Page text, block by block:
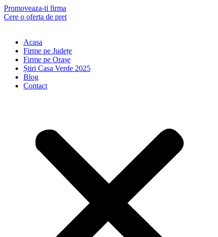
Skip
to
Promoveaza-ti firma
Cere o oferta de pret
Acasa
Firme pe Județe
Firme pe Orașe
Știri Casa Verde 2025
Blog
Contact